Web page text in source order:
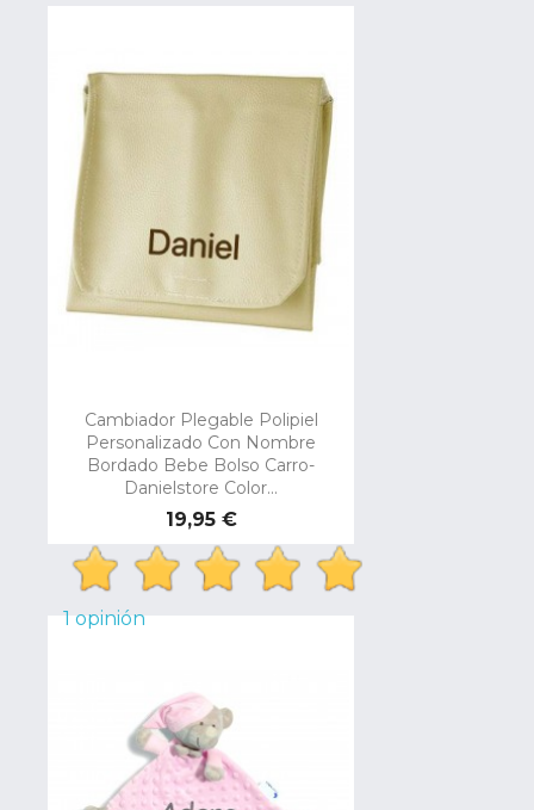
Cambiador Plegable Polipiel
Personalizado Con Nombre
Bordado Bebe Bolso Carro-
Danielstore Color...
Precio
19,95 €
1 opinión